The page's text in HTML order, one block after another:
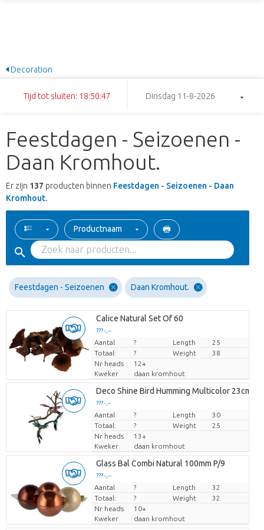
Decoration
Tijd tot sluiten: 18:50:46 Dinsdag 11-8-2026
Feestdagen - Seizoenen -
Daan Kromhout.
Er zijn 137 producten binnen Feestdagen - Seizoenen - Daan
Kromhout.
Productnaam
Feestdagen - Seizoenen Daan Kromhout.
Calice Natural Set Of 60
??? -,--
Prijs per stuk
Aantal ? Length
25
Totaal:
? Weight
38
Nr heads
12+
Kweker
daan kromhout
Deco Shine Bird Humming Multicolor 23cm
??? -,--
Prijs per stuk
Aantal ? Length
30
Totaal:
? Weight
25
Nr heads
13+
Kweker
daan kromhout
Glass Bal Combi Natural 100mm P/9
??? -,--
Prijs per stuk
Aantal ? Length
32
Totaal:
? Weight
32
Nr heads
10+
Kweker
daan kromhout